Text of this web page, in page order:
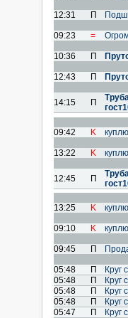
12:31 П
09:23 =
10:36 П
12:43 П
14:15 П
09:42 K
13:22 K
12:45 П
13:25 K
09:10 K
09:45 П
05:48 П
Круг
05:48
П
Круг
05:48
П
Круг
05:48
П
Круг
05:47
П Круг